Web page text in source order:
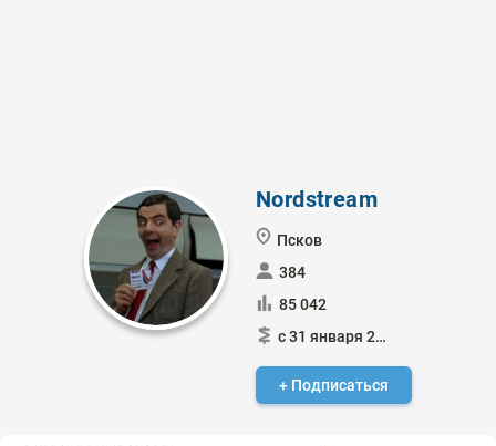
Nordstream
Псков
384
85 042
с 31 января 2015
+ Подписаться